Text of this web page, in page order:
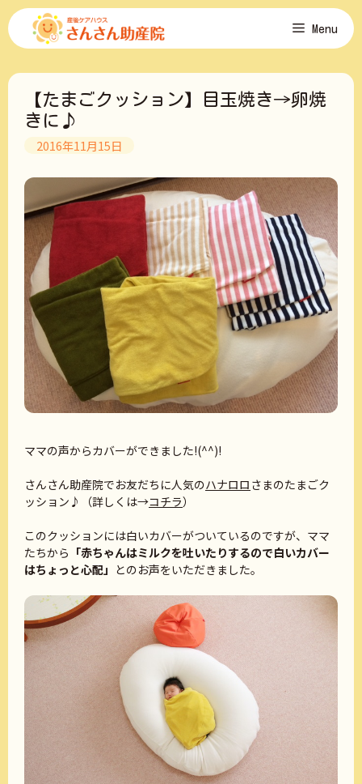
コ
ン
ツ
Menu
【たまごクッション】目玉焼き→卵焼
きに♪
2016年11月15日
ママの声からカバーができました!(^^)!
さんさん助産院でお友だちに人気のハナロロ さまのたまごク
ッション♪（詳しくは→コチラ）
このクッションには白いカバーがついているのですが、ママ
たちから 「赤ちゃんはミルクを吐いたりするので白いカバー
はちょっと心配」 とのお声をいただきました。